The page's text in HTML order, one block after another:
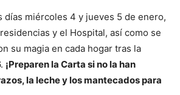
días miércoles 4 y jueves 5 de enero,
y el Hospital, así como se
su magia en cada hogar tras la
¡Preparen la Carta si no la han
la leche y los mantecados para